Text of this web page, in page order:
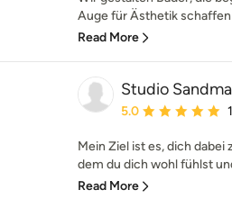
Auge für Ästhetik
Read More
Studio
Average rating: 5
5.0
Mein Ziel ist es, dich
dem du dich wohl fühlst
Read More